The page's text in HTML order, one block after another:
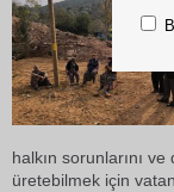
halkın sorunlarını
üretebilmek için